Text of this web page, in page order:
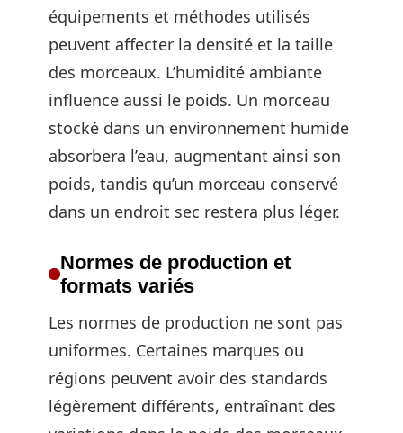
équipements et méthodes utilisés
peuvent affecter la densité et la taille
des morceaux. L’humidité ambiante
influence aussi le poids. Un morceau
stocké dans un environnement humide
absorbera l’eau, augmentant ainsi son
poids, tandis qu’un morceau conservé
dans un endroit sec restera plus léger.
Normes de production et
formats variés
Les normes de production ne sont pas
uniformes. Certaines marques ou
régions peuvent avoir des standards
légèrement différents, entraînant des